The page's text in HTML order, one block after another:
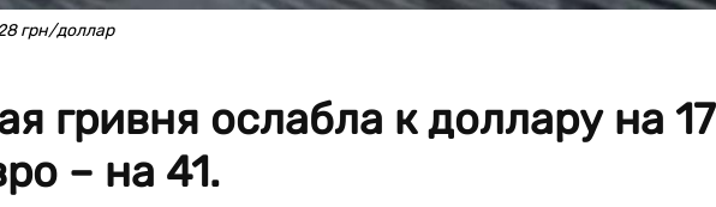
грн/доллар
гривня ослабла к доллару на 17
– на 41.